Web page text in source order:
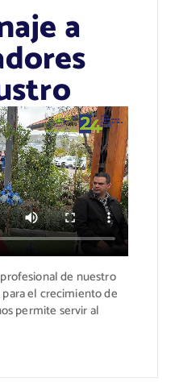
a
de nuestro
el crecimiento de
permite servir al